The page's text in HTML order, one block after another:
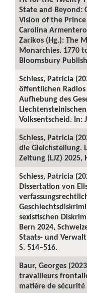
State and Beyond:
Vision of the
Carolina
Zarikos (Hg.): The
Monarchies. 1770
Bloomsbury
Schiess, Patricia
öffentlichen
Aufhebung des
Volksentscheid. In:
Schiess, Patricia
die Gleichstellung.
Zeitung (LJZ) 2025,
Schiess, Patricia
Dissertation von
sexistischen
Bern 2024,
Staats- und
S. 514–516.
Baur, Georges
travailleurs
matière de